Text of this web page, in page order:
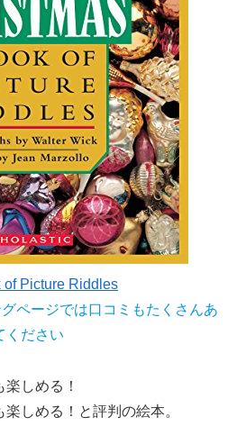
of Picture Riddles
ページでは口コミもたくさんあ
ください
しめる！
しめる！と評判の絵本。